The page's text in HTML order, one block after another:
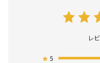
レ
★5